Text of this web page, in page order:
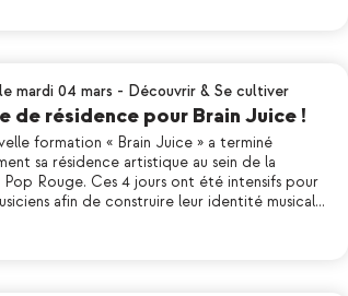
mardi 04 mars - Découvrir & Se cultiver
de résidence pour Brain Juice !
formation « Brain Juice » a terminé
sa résidence artistique au sein de la
Pop Rouge. Ces 4 jours ont été intensifs pour
afin de construire leur identité musical…